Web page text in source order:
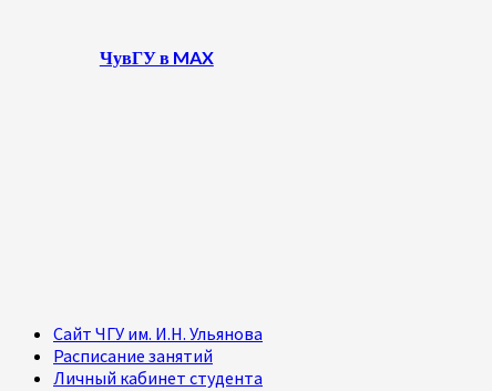
ЧувГУ в MAX
Сайт ЧГУ им. И.Н. Ульянова
Расписание занятий
Личный кабинет студента